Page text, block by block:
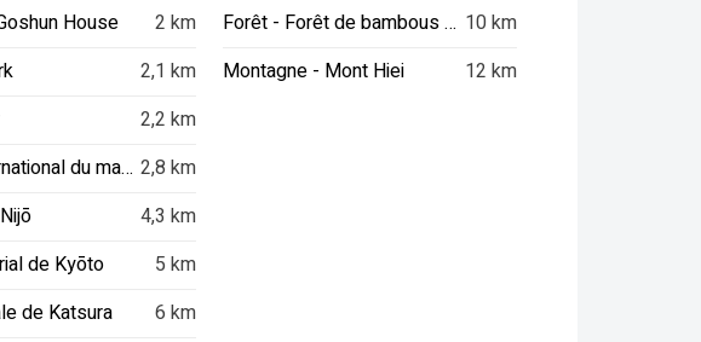
House
2 km
2,1 km
2,2 km
Musée international du manga de Kyoto 2,8 km
4,3 km
de Kyōto
5 km
de Katsura
6 km
Forêt - Forêt de bambous d'Arashiyama 10 km
Montagne - Mont Hiei
12 km